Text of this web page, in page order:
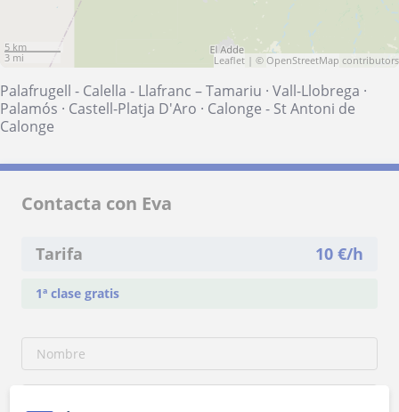
5 km
3 mi
Leaflet | © OpenStreetMap contributors
Palafrugell - Calella - Llafranc – Tamariu · Vall-Llobrega ·
Palamós · Castell-Platja D'Aro · Calonge - St Antoni de
Calonge
Contacta con Eva
Tarifa 10 €/h
1ª clase gratis